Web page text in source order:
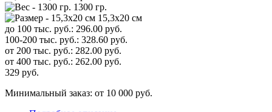
1300 гр.
15,3х20 см
до 100 тыс. руб.: 296.00 руб.
100-200 тыс. руб.: 328.60 руб.
от 200 тыс. руб.: 282.00 руб.
от 400 тыс. руб.: 262.00 руб.
329 руб.
Минимальный заказ: от 10 000 руб.